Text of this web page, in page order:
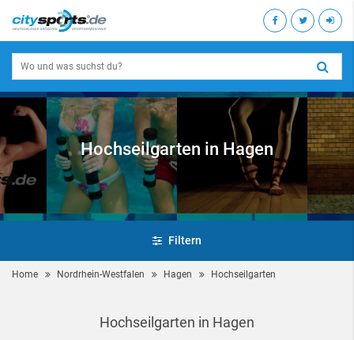
Hochseilgarten in Hagen
Filtern
Home Nordrhein-Westfalen Hagen Hochseilgarten
Hochseilgarten in Hagen